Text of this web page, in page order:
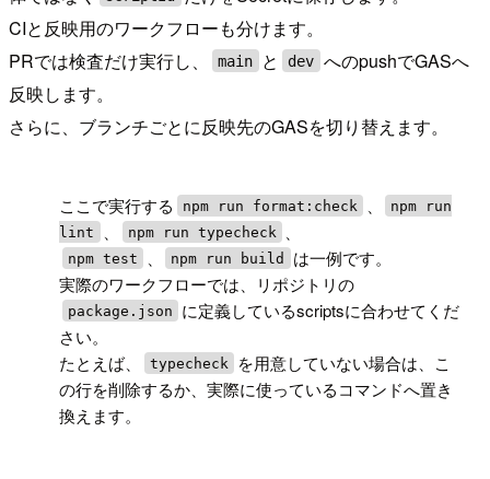
CIと反映用のワークフローも分けます。
PRでは検査だけ実行し、
main と dev へのpushでGASへ
反映します。
さらに、ブランチごとに反映先のGASを切り替えます。
ここで実行する npm run format:check
npm run
lint
npm run typecheck
npm test npm run build
は一例です。
実際のワークフローでは、リポジトリの
package.json
に定義しているscriptsに合わせてくだ
さい。
たとえば、
typecheck
を用意していない場合は、こ
の行を削除するか、実際に使っているコマンドへ置き
換えます。